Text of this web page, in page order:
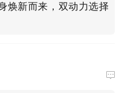
焕新而来，双动力选择